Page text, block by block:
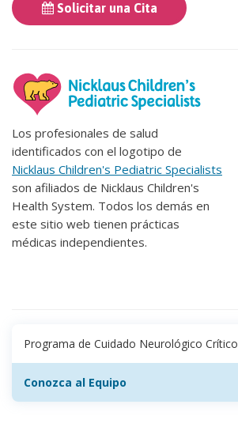
Solicitar una Cita
Los profesionales de salud
identificados con el logotipo de
Nicklaus Children's Pediatric Specialists
son afiliados de Nicklaus Children's
Health System. Todos los demás en
este sitio web tienen prácticas
médicas independientes.
Programa de Cuidado Neurológico Crítico
Conozca al Equipo